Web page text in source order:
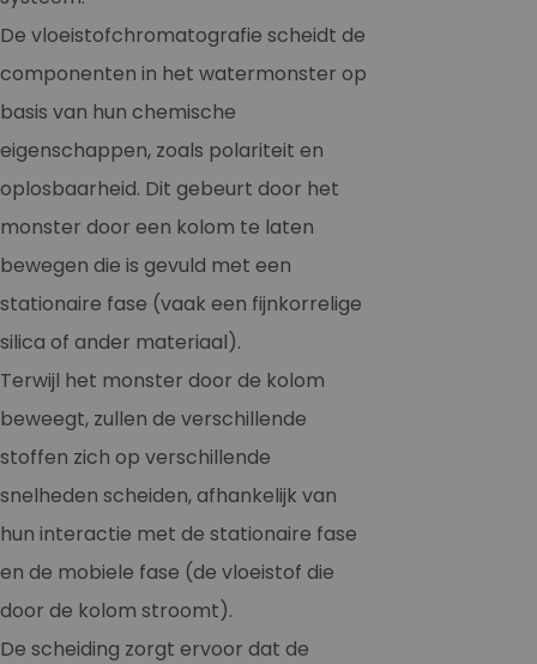
De vloeistofchromatografie scheidt de
componenten in het watermonster op
basis van hun chemische
eigenschappen, zoals polariteit en
oplosbaarheid. Dit gebeurt door het
monster door een kolom te laten
bewegen die is gevuld met een
stationaire fase (vaak een fijnkorrelige
silica of ander materiaal).
Terwijl het monster door de kolom
beweegt, zullen de verschillende
stoffen zich op verschillende
snelheden scheiden, afhankelijk van
hun interactie met de stationaire fase
en de mobiele fase (de vloeistof die
door de kolom stroomt).
De scheiding zorgt ervoor dat de